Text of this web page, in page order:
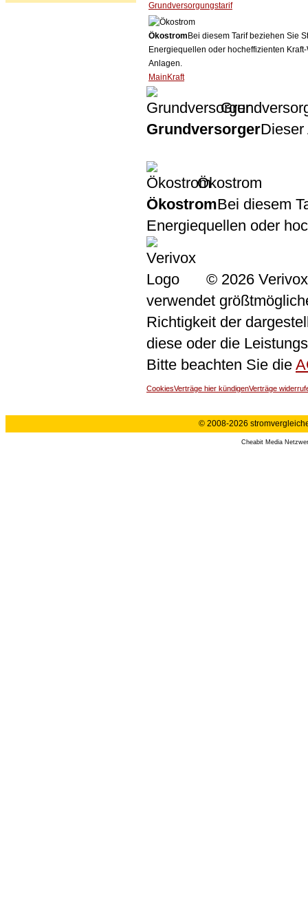
Grundversorgungstarif
Ökostrom Bei diesem Tarif beziehen Sie
Energiequellen oder hocheffizienten
Anlagen.
MainKraft
GrundversorgerDieser
Ökostrom
ÖkostromBei diesem
Energiequellen oder
© 2026
verwendet
Richtigkeit der
diese oder die
Bitte beachten Sie die
CookiesVerträge hier kündigenVerträge
© 2008-2026
Cheabit Media